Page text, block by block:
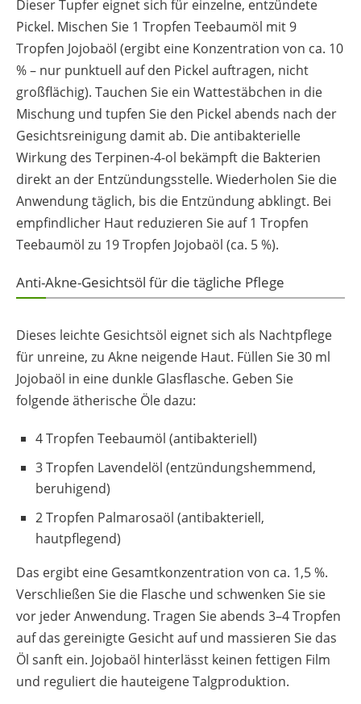
Dieser Tupfer eignet sich für einzelne, entzündete
Pickel. Mischen Sie 1 Tropfen Teebaumöl mit 9
Tropfen Jojobaöl (ergibt eine Konzentration von ca. 10
% – nur punktuell auf den Pickel auftragen, nicht
großflächig). Tauchen Sie ein Wattestäbchen in die
Mischung und tupfen Sie den Pickel abends nach der
Gesichtsreinigung damit ab. Die antibakterielle
Wirkung des Terpinen-4-ol bekämpft die Bakterien
direkt an der Entzündungsstelle. Wiederholen Sie die
Anwendung täglich, bis die Entzündung abklingt. Bei
empfindlicher Haut reduzieren Sie auf 1 Tropfen
Teebaumöl zu 19 Tropfen Jojobaöl (ca. 5 %).
Anti-Akne-Gesichtsöl für die tägliche Pflege
Dieses leichte Gesichtsöl eignet sich als Nachtpflege
für unreine, zu Akne neigende Haut. Füllen Sie 30 ml
Jojobaöl in eine dunkle Glasflasche. Geben Sie
folgende ätherische Öle dazu:
4 Tropfen Teebaumöl (antibakteriell)
3 Tropfen Lavendelöl (entzündungshemmend,
beruhigend)
2 Tropfen Palmarosaöl (antibakteriell,
hautpflegend)
Das ergibt eine Gesamtkonzentration von ca. 1,5 %.
Verschließen Sie die Flasche und schwenken Sie sie
vor jeder Anwendung. Tragen Sie abends 3–4 Tropfen
auf das gereinigte Gesicht auf und massieren Sie das
Öl sanft ein. Jojobaöl hinterlässt keinen fettigen Film
und reguliert die hauteigene Talgproduktion.